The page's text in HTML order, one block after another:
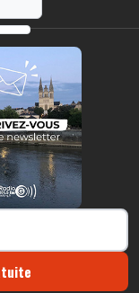
https://radio-g.fr?13900